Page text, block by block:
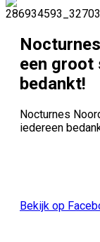
een groot
bedankt!
Nocturnes
iedereen
Bekijk op